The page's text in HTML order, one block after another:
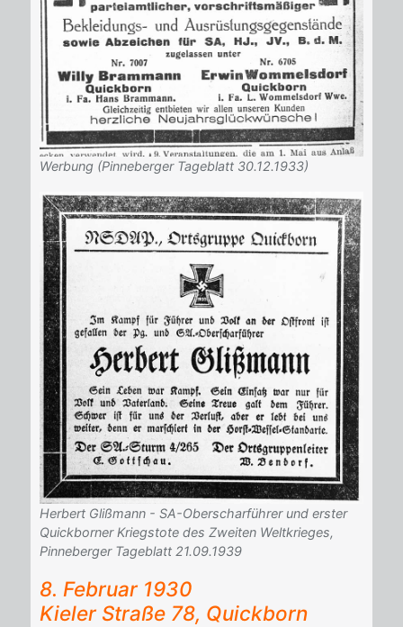
Werbung (Pinneberger Tageblatt 30.12.1933)
Herbert Glißmann - SA-Oberscharführer und erster
Quickborner Kriegstote des Zweiten Weltkrieges,
Pinneberger Tageblatt 21.09.1939
8. Fe­bru­ar 1930
Kie­ler Stra­ße 78, Quick­born